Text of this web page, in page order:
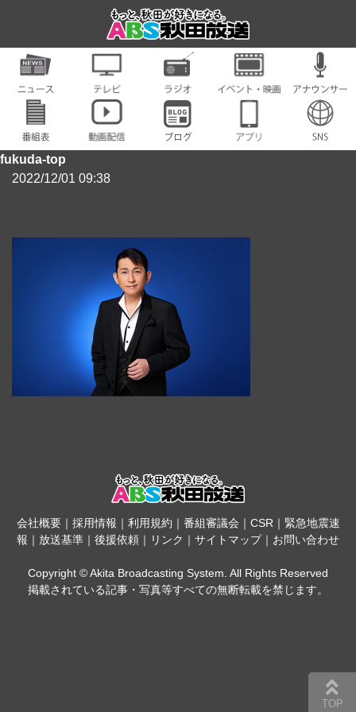
fukuda-top
2022/12/01 09:38
会社概要｜ 採用情報 ｜ 利用規約 ｜ 番組審議会 ｜ CSR｜ 緊急地震速
報 ｜ 放送基準 ｜ 後援依頼 ｜ リンク ｜ サイトマップ｜ お問い合わせ
Copyright © Akita Broadcasting System. All Rights Reserved
掲載されている記事・写真等すべての無断転載を禁じます。